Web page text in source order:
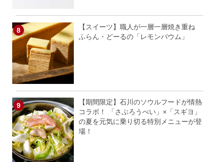
【スイーツ】職人が一層一層焼き重ね
ふらん・どーるの「レモンバウム」
【期間限定】石川のソウルフードが情熱
コラボ！ 「さぶろうべい」×「スギヨ」
の夏を元気に乗り切る特別メニューが登
場！